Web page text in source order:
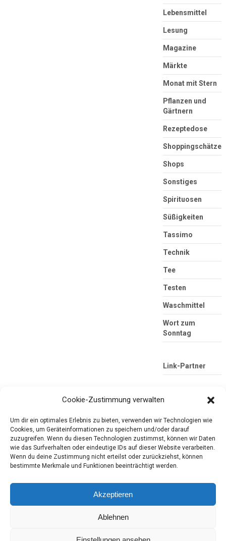
Lebensmittel
Lesung
Magazine
Märkte
Monat mit Stern
Pflanzen und
Gärtnern
Rezeptedose
Shoppingschätze
Shops
Sonstiges
Spirituosen
Süßigkeiten
Tassimo
Technik
Tee
Testen
Waschmittel
Wort zum
Sonntag
Link-Partner
Tester-Paradies
Produkttests und Alltag
Cookie-Zustimmung verwalten
Um dir ein optimales Erlebnis zu bieten, verwenden wir Technologien wie
Cookies, um Geräteinformationen zu speichern und/oder darauf
zuzugreifen. Wenn du diesen Technologien zustimmst, können wir Daten
wie das Surfverhalten oder eindeutige IDs auf dieser Website verarbeiten.
Wenn du deine Zustimmung nicht erteilst oder zurückziehst, können
bestimmte Merkmale und Funktionen beeinträchtigt werden.
Akzeptieren
Ablehnen
Die mobile Version verlassen